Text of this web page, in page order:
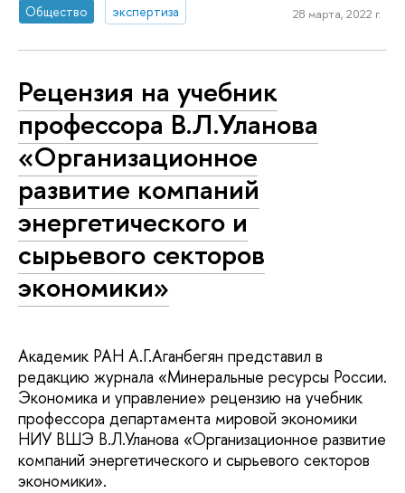
Общество экспертиза 28 марта, 2022 г.
Рецензия на учебник
профессора В.Л.Уланова
«Организационное
развитие компаний
энергетического и
сырьевого секторов
экономики»
Академик РАН А.Г.Аганбегян представил в
редакцию журнала «Минеральные ресурсы России.
Экономика и управление» рецензию на учебник
профессора департамента мировой экономики
НИУ ВШЭ В.Л.Уланова «Организационное развитие
компаний энергетического и сырьевого секторов
экономики».